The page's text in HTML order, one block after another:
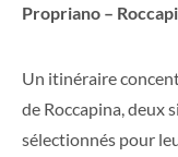
Propriano –
Un itinéraire
de Roccapina, deux
sélectionnés pour